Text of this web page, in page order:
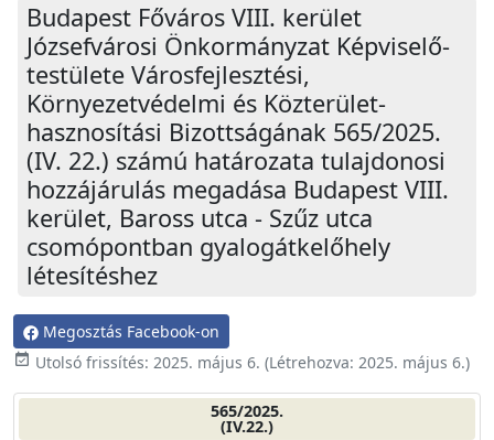
Budapest Főváros VIII. kerület
Józsefvárosi Önkormányzat Képviselő-
testülete Városfejlesztési,
Környezetvédelmi és Közterület-
hasznosítási Bizottságának 565/2025.
(IV. 22.) számú határozata tulajdonosi
hozzájárulás megadása Budapest VIII.
kerület, Baross utca - Szűz utca
csomópontban gyalogátkelőhely
létesítéshez
Megosztás Facebook-on
event_available Utolsó frissítés: 2025. május 6. (Létrehozva: 2025. május 6.)
565/2025.
(IV.22.)